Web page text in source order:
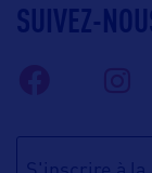
SUIVEZ-